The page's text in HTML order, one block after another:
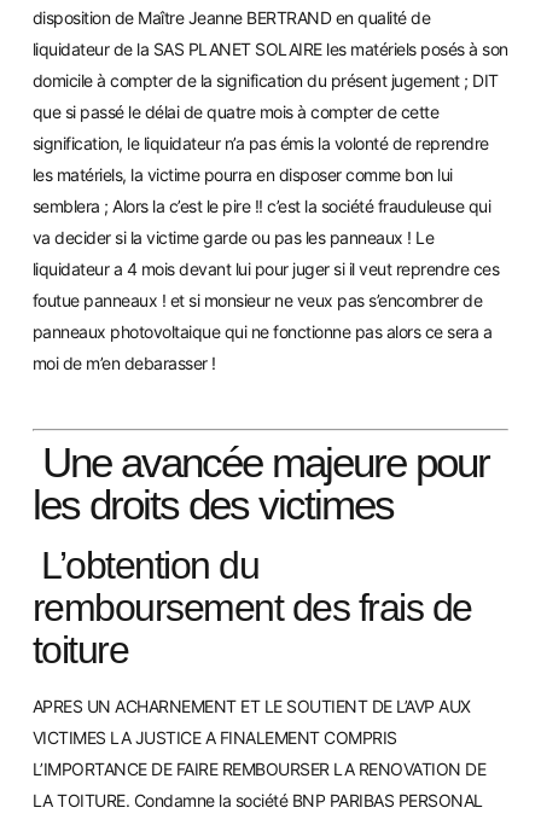
disposition de Maître Jeanne BERTRAND enqualité de
liquidateur de la SAS PLANET SOLAIRE les matériels posés à son
domicile à compter de la signification du présent jugement ; DIT
que si passé le délai de quatre mois à compter de cette
signification, le liquidateur n’a pas émis la volonté de reprendre
les matériels, la victime pourra en disposer comme bon lui
semblera ; Alors la c’est le pire !! c’est la société frauduleuse qui
va decider si la victime garde ou pas les panneaux ! Le
liquidateur a 4 mois devant lui pour juger si il veut reprendre ces
foutue panneaux ! et si monsieur ne veux pas s’encombrer de
panneaux photovoltaique qui ne fonctionne pas alors ce sera a
moi de m’en debarasser !
Une avancée majeure pour
les droits des victimes
L’obtention du
remboursement des frais de
toiture
APRES UN ACHARNEMENT ET LE SOUTIENT DE L’AVP AUX
VICTIMES LA JUSTICE A FINALEMENT COMPRIS
L’IMPORTANCE DE FAIRE REMBOURSER LA RENOVATION DE
LA TOITURE. Condamne la société BNP PARIBAS PERSONAL